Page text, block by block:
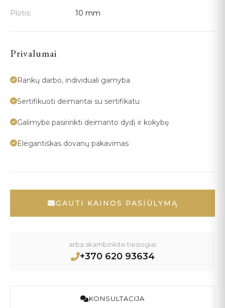
Plotis:
10 mm
Privalumai
Rankų darbo, individuali gamyba
Sertifikuoti deimantai su sertifikatu
Galimybė pasirinkti deimanto dydį ir kokybę
Elegantiškas dovanų pakavimas
GAUTI KAINOS PASIŪLYMĄ
arba skambinkite tiesiogiai
+370 620 93634
KONSULTACIJA